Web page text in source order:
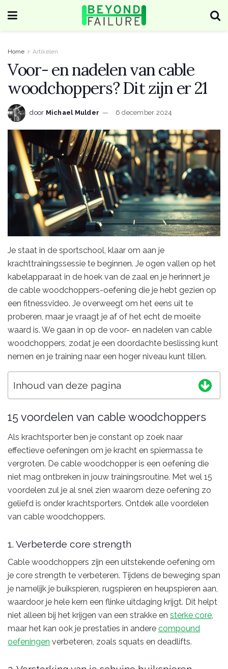
Home Artikelen
Voor- en nadelen van cable
woodchoppers? Dit zijn er 21
door Michael Mulder 6 december 2024
Je staat in de sportschool, klaar om aan je
krachttrainingssessie te beginnen. Je ogen vallen op het
kabelapparaat in de hoek van de zaal en je herinnert je
de cable woodchoppers-oefening die je hebt gezien op
een fitnessvideo. Je overweegt om het eens uit te
proberen, maar je vraagt je af of het echt de moeite
waard is. We gaan in op de voor- en nadelen van cable
woodchoppers, zodat je een doordachte beslissing kunt
nemen en je training naar een hoger niveau kunt tillen.
Inhoud van deze pagina
15 voordelen van cable woodchoppers
Als krachtsporter ben je constant op zoek naar
effectieve oefeningen om je kracht en spiermassa te
vergroten. De cable woodchopper is een oefening die
niet mag ontbreken in jouw trainingsroutine. Met wel 15
voordelen zul je al snel zien waarom deze oefening zo
geliefd is onder krachtsporters. Ontdek alle voordelen
van cable woodchoppers.
1. Verbeterde core strength
Cable woodchoppers zijn een uitstekende oefening om
je core strength te verbeteren. Tijdens de beweging span
je namelijk je buikspieren, rugspieren en heupspieren aan,
waardoor je hele kern een flinke uitdaging krijgt. Dit helpt
niet alleen bij het krijgen van een strakke en sterke core,
maar het kan ook je prestaties in andere compound
oefeningen verbeteren, zoals squats en deadlifts.